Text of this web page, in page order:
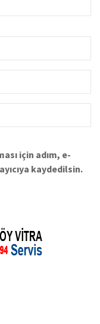
için adım, e-
kaydedilsin.